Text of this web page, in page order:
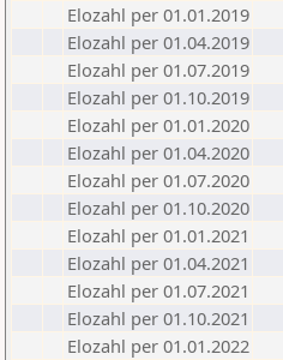
Elozahl per 01.01.2019
Elozahl per 01.04.2019
Elozahl per 01.07.2019
Elozahl per 01.10.2019
Elozahl per 01.01.2020
Elozahl per 01.04.2020
Elozahl per 01.07.2020
Elozahl per 01.10.2020
Elozahl per 01.01.2021
Elozahl per 01.04.2021
Elozahl per 01.07.2021
Elozahl per 01.10.2021
Elozahl per 01.01.2022